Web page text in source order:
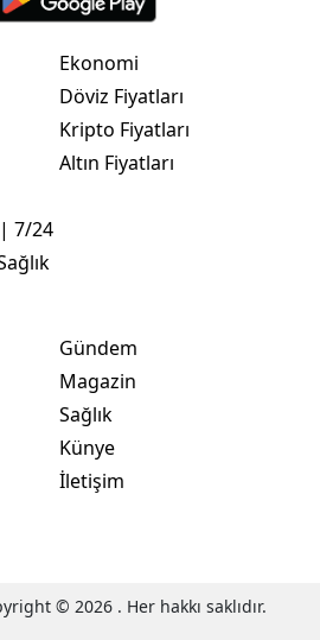
7/24
Ekonomi
Döviz Fiyatları
Kripto Fiyatları
Altın Fiyatları
Gündem
Magazin
Sağlık
Künye
İletişim
© 2026 . Her hakkı saklıdır.